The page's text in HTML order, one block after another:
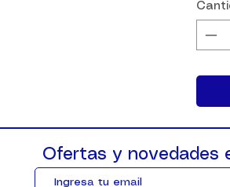
Ofertas y novedades